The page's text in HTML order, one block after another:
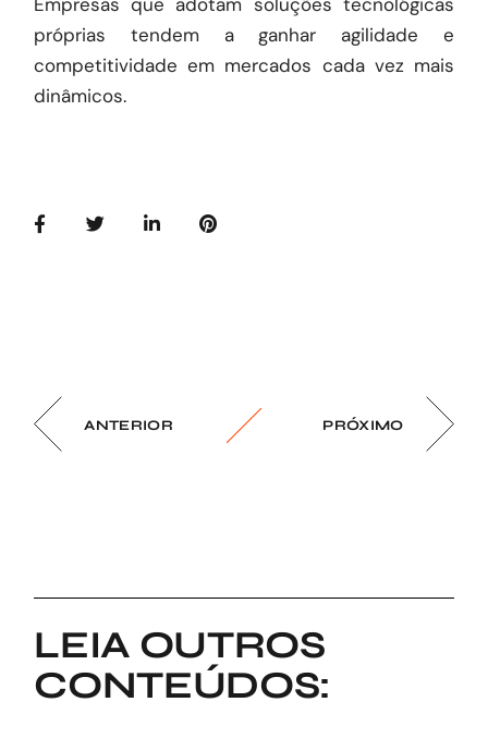
próprias tendem a ganhar agilidade e
competitividade em mercados cada vez mais
dinâmicos.
ANTERIOR PRÓXIMO
LEIA OUTROS
CONTEÚDOS: